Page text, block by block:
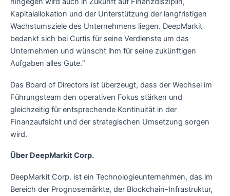
Kapitalallokation und der Unterstützung der langfristigen
Wachstumsziele des Unternehmens liegen. DeepMarkit
bedankt sich bei Curtis für seine Verdienste um das
Unternehmen und wünscht ihm für seine zukünftigen
Aufgaben alles Gute.“
Das Board of Directors ist überzeugt, dass der Wechsel im
Führungsteam den operativen Fokus stärken und
gleichzeitig für entsprechende Kontinuität in der
Finanzaufsicht und der strategischen Umsetzung sorgen
wird.
Über DeepMarkit Corp.
DeepMarkit Corp. ist ein Technologieunternehmen, das im
Bereich der Prognosemärkte, der Blockchain-Infrastruktur,